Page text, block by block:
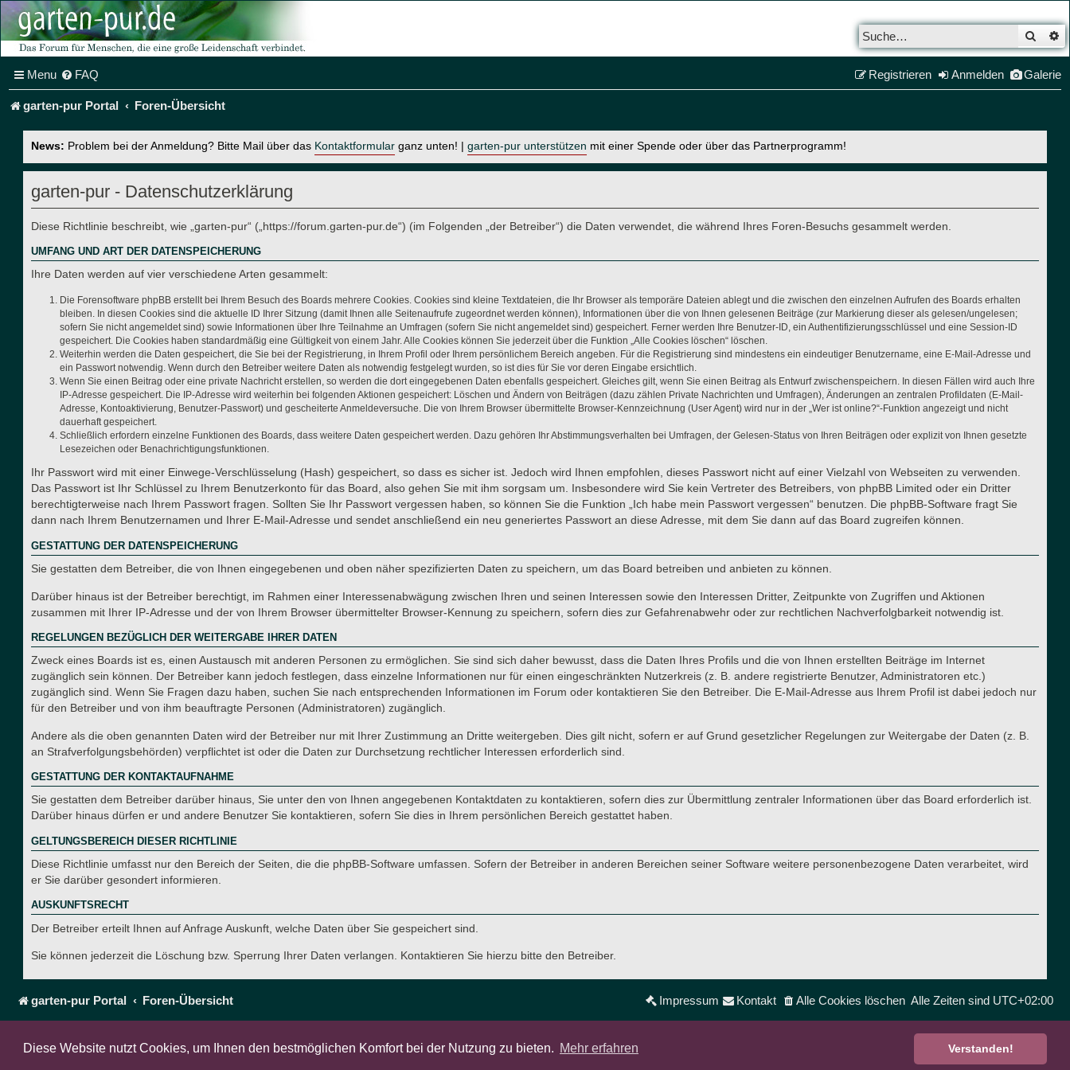
Diese Website nutzt Cookies, um Ihnen den bestmöglichen Komfort bei der Nutzung zu bieten. Mehr erfahren Verstanden!
Menu FAQ Galerie
Anmelden
Registrieren
garten-pur Portal Foren-Übersicht
News: Problem bei der Anmeldung? Bitte Mail über das Kontaktformular ganz unten! | garten-pur unterstützen mit einer Spende oder über das Partnerprogramm!
garten-pur - Datenschutzerklärung
Diese Richtlinie beschreibt, wie „garten-pur“ („https://forum.garten-pur.de“) (im Folgenden „der Betreiber“) die Daten verwendet, die während Ihres Foren-Besuchs gesammelt werden.
UMFANG UND ART DER DATENSPEICHERUNG
Ihre Daten werden auf vier verschiedene Arten gesammelt:
Die Forensoftware phpBB erstellt bei Ihrem Besuch des Boards mehrere Cookies. Cookies sind kleine Textdateien, die Ihr Browser als temporäre Dateien ablegt und die zwischen den einzelnen Aufrufen des Boards erhalten
bleiben. In diesen Cookies sind die aktuelle ID Ihrer Sitzung (damit Ihnen alle Seitenaufrufe zugeordnet werden können), Informationen über die von Ihnen gelesenen Beiträge (zur Markierung dieser als gelesen/ungelesen;
sofern Sie nicht angemeldet sind) sowie Informationen über Ihre Teilnahme an Umfragen (sofern Sie nicht angemeldet sind) gespeichert. Ferner werden Ihre Benutzer-ID, ein Authentifizierungsschlüssel und eine Session-ID
gespeichert. Die Cookies haben standardmäßig eine Gültigkeit von einem Jahr. Alle Cookies können Sie jederzeit über die Funktion „Alle Cookies löschen“ löschen.
Weiterhin werden die Daten gespeichert, die Sie bei der Registrierung, in Ihrem Profil oder Ihrem persönlichem Bereich angeben. Für die Registrierung sind mindestens ein eindeutiger Benutzername, eine E-Mail-Adresse und
ein Passwort notwendig. Wenn durch den Betreiber weitere Daten als notwendig festgelegt wurden, so ist dies für Sie vor deren Eingabe ersichtlich.
Wenn Sie einen Beitrag oder eine private Nachricht erstellen, so werden die dort eingegebenen Daten ebenfalls gespeichert. Gleiches gilt, wenn Sie einen Beitrag als Entwurf zwischenspeichern. In diesen Fällen wird auch Ihre
IP-Adresse gespeichert. Die IP-Adresse wird weiterhin bei folgenden Aktionen gespeichert: Löschen und Ändern von Beiträgen (dazu zählen Private Nachrichten und Umfragen), Änderungen an zentralen Profildaten (E-Mail-
Adresse, Kontoaktivierung, Benutzer-Passwort) und gescheiterte Anmeldeversuche. Die von Ihrem Browser übermittelte Browser-Kennzeichnung (User Agent) wird nur in der „Wer ist online?“-Funktion angezeigt und nicht
dauerhaft gespeichert.
Schließlich erfordern einzelne Funktionen des Boards, dass weitere Daten gespeichert werden. Dazu gehören Ihr Abstimmungsverhalten bei Umfragen, der Gelesen-Status von Ihren Beiträgen oder explizit von Ihnen gesetzte
Lesezeichen oder Benachrichtigungsfunktionen.
Ihr Passwort wird mit einer Einwege-Verschlüsselung (Hash) gespeichert, so dass es sicher ist. Jedoch wird Ihnen empfohlen, dieses Passwort nicht auf einer Vielzahl von Webseiten zu verwenden.
Das Passwort ist Ihr Schlüssel zu Ihrem Benutzerkonto für das Board, also gehen Sie mit ihm sorgsam um. Insbesondere wird Sie kein Vertreter des Betreibers, von phpBB Limited oder ein Dritter
berechtigterweise nach Ihrem Passwort fragen. Sollten Sie Ihr Passwort vergessen haben, so können Sie die Funktion „Ich habe mein Passwort vergessen“ benutzen. Die phpBB-Software fragt Sie
dann nach Ihrem Benutzernamen und Ihrer E-Mail-Adresse und sendet anschließend ein neu generiertes Passwort an diese Adresse, mit dem Sie dann auf das Board zugreifen können.
GESTATTUNG DER DATENSPEICHERUNG
Sie gestatten dem Betreiber, die von Ihnen eingegebenen und oben näher spezifizierten Daten zu speichern, um das Board betreiben und anbieten zu können.
Darüber hinaus ist der Betreiber berechtigt, im Rahmen einer Interessenabwägung zwischen Ihren und seinen Interessen sowie den Interessen Dritter, Zeitpunkte von Zugriffen und Aktionen
zusammen mit Ihrer IP-Adresse und der von Ihrem Browser übermittelter Browser-Kennung zu speichern, sofern dies zur Gefahrenabwehr oder zur rechtlichen Nachverfolgbarkeit notwendig ist.
REGELUNGEN BEZÜGLICH DER WEITERGABE IHRER DATEN
Zweck eines Boards ist es, einen Austausch mit anderen Personen zu ermöglichen. Sie sind sich daher bewusst, dass die Daten Ihres Profils und die von Ihnen erstellten Beiträge im Internet
zugänglich sein können. Der Betreiber kann jedoch festlegen, dass einzelne Informationen nur für einen eingeschränkten Nutzerkreis (z. B. andere registrierte Benutzer, Administratoren etc.)
zugänglich sind. Wenn Sie Fragen dazu haben, suchen Sie nach entsprechenden Informationen im Forum oder kontaktieren Sie den Betreiber. Die E-Mail-Adresse aus Ihrem Profil ist dabei jedoch nur
für den Betreiber und von ihm beauftragte Personen (Administratoren) zugänglich.
Andere als die oben genannten Daten wird der Betreiber nur mit Ihrer Zustimmung an Dritte weitergeben. Dies gilt nicht, sofern er auf Grund gesetzlicher Regelungen zur Weitergabe der Daten (z. B.
an Strafverfolgungsbehörden) verpflichtet ist oder die Daten zur Durchsetzung rechtlicher Interessen erforderlich sind.
GESTATTUNG DER KONTAKTAUFNAHME
Sie gestatten dem Betreiber darüber hinaus, Sie unter den von Ihnen angegebenen Kontaktdaten zu kontaktieren, sofern dies zur Übermittlung zentraler Informationen über das Board erforderlich ist.
Darüber hinaus dürfen er und andere Benutzer Sie kontaktieren, sofern Sie dies in Ihrem persönlichen Bereich gestattet haben.
GELTUNGSBEREICH DIESER RICHTLINIE
Diese Richtlinie umfasst nur den Bereich der Seiten, die die phpBB-Software umfassen. Sofern der Betreiber in anderen Bereichen seiner Software weitere personenbezogene Daten verarbeitet, wird
er Sie darüber gesondert informieren.
AUSKUNFTSRECHT
Der Betreiber erteilt Ihnen auf Anfrage Auskunft, welche Daten über Sie gespeichert sind.
Sie können jederzeit die Löschung bzw. Sperrung Ihrer Daten verlangen. Kontaktieren Sie hierzu bitte den Betreiber.
garten-pur Portal Foren-Übersicht Alle Zeiten sind UTC+02:00
Alle Cookies löschen
Impressum Kontakt
Deutsche Übersetzung durchphpBB.de